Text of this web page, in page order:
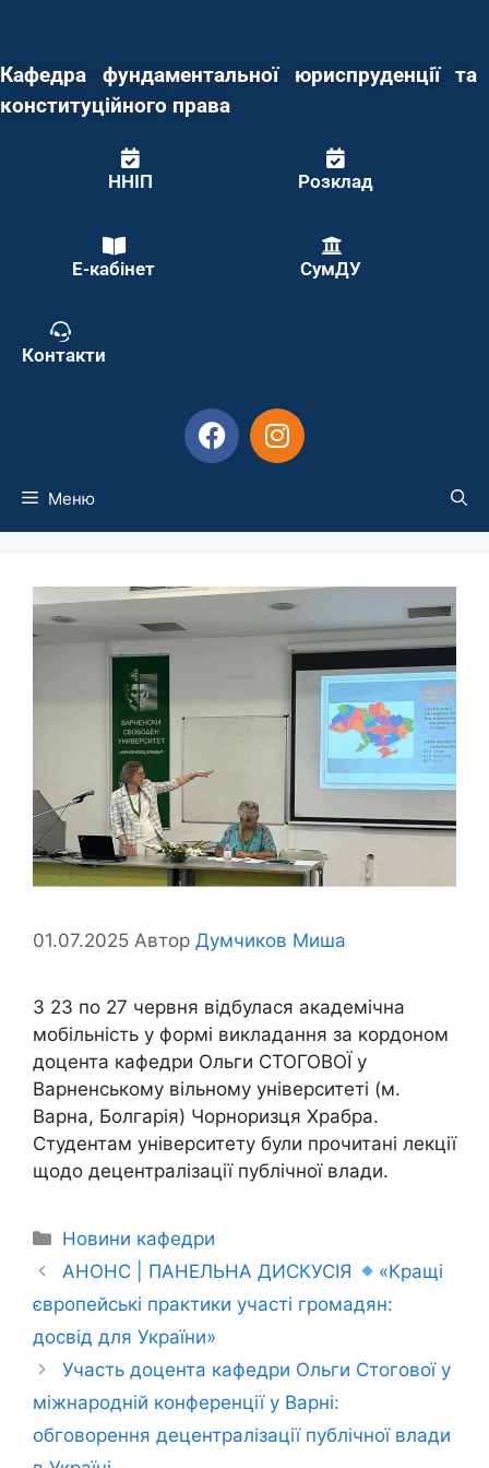
Кафедра фундаментальної юриспруденції та
конституційного права
ННІП Розклад
Е-кабінет СумДУ
Контакти
Меню
01.07.2025 Автор Думчиков Миша
З 23 по 27 червня відбулася академічна
мобільність у формі викладання за кордоном
доцента кафедри Ольги СТОГОВОЇ у
Варненському вільному університеті (м.
Варна, Болгарія) Чорноризця Храбра.
Студентам університету були прочитані лекції
щодо децентралізації публічної влади.
Новини кафедри
АНОНС | ПАНЕЛЬНА ДИСКУСІЯ
«Кращі
європейські практики участі громадян:
досвід для України»
Участь доцента кафедри Ольги Стогової у
міжнародній конференції у Варні:
обговорення децентралізації публічної влади